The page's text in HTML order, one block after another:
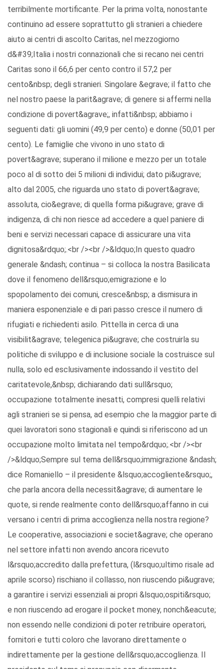
terribilmente mortificante. Per la prima volta, nonostante
continuino ad essere soprattutto gli stranieri a chiedere
aiuto ai centri di ascolto Caritas, nel mezzogiorno
d&#39;Italia i nostri connazionali che si recano nei centri
Caritas sono il 66,6 per cento contro il 57,2 per
cento&nbsp; degli stranieri. Singolare &egrave; il fatto che
nel nostro paese la parit&agrave; di genere si affermi nella
condizione di povert&agrave;, infatti&nbsp; abbiamo i
seguenti dati: gli uomini (49,9 per cento) e donne (50,01 per
cento). Le famiglie che vivono in uno stato di
povert&agrave; superano il milione e mezzo per un totale
poco al di sotto dei 5 milioni di individui; dato pi&ugrave;
alto dal 2005, che riguarda uno stato di povert&agrave;
assoluta, cio&egrave; di quella forma pi&ugrave; grave di
indigenza, di chi non riesce ad accedere a quel paniere di
beni e servizi necessari capace di assicurare una vita
dignitosa&rdquo;.<br /><br />&ldquo;In questo quadro
generale &ndash; continua – si colloca la nostra Basilicata
dove il fenomeno dell&rsquo;emigrazione e lo
spopolamento dei comuni, cresce&nbsp; a dismisura in
maniera esponenziale e di pari passo cresce il numero di
rifugiati e richiedenti asilo. Pittella in cerca di una
visibilit&agrave; telegenica pi&ugrave; che costruirla su
politiche di sviluppo e di inclusione sociale la costruisce sul
nulla, solo ed esclusivamente indossando il vestito del
caritatevole,&nbsp; dichiarando dati sull&rsquo;
occupazione totalmente inesatti, compresi quelli relativi
agli stranieri se si pensa, ad esempio che la maggior parte di
quei lavoratori sono stagionali e quindi si riferiscono ad un
occupazione molto limitata nel tempo&rdquo;.<br /><br
/>&ldquo;Sempre sul tema dell&rsquo;immigrazione &ndash;
dice Romaniello – il presidente &lsquo;accogliente&rsquo;,
che parla ancora della necessit&agrave; di aumentare le
quote, si rende realmente conto dell&rsquo;affanno in cui
versano i centri di prima accoglienza nella nostra regione?
Le cooperative, associazioni e societ&agrave; che operano
nel settore infatti non avendo ancora ricevuto
l&rsquo;accredito dalla prefettura, (l&rsquo;ultimo risale ad
aprile scorso) rischiano il collasso, non riuscendo pi&ugrave;
a garantire i servizi essenziali ai propri &lsquo;ospiti&rsquo;
e non riuscendo ad erogare il pocket money, nonch&eacute;
non essendo nelle condizioni di poter retribuire operatori,
fornitori e tutti coloro che lavorano direttamente o
indirettamente per la gestione dell&rsquo;accoglienza. Il